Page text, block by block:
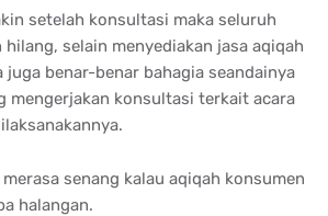
setelah konsultasi maka seluruh
hilang, selain menyediakan jasa aqiqah
juga benar-benar bahagia seandainya
mengerjakan konsultasi terkait acara
senang kalau aqiqah konsumen
halangan.